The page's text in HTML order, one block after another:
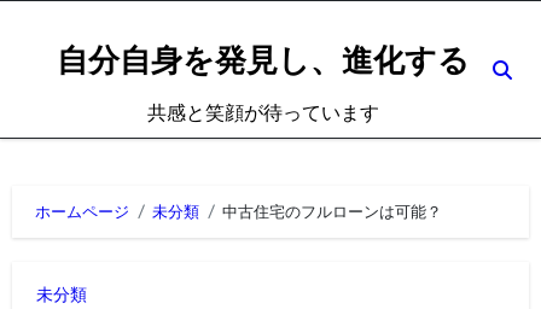
自分自身を発見し、進化する
共感と笑顔が待っています
ホームページ 未分類 中古住宅のフルローンは可能？
未分類